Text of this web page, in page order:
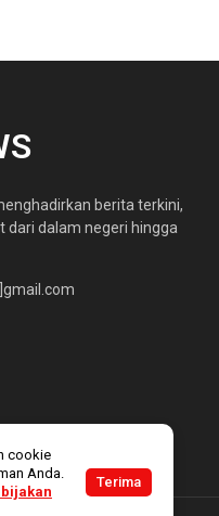
berita terkini,
dari dalam negeri hingga
cookie
Anda.
Terima